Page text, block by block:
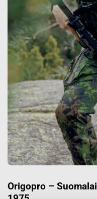
Origopro –